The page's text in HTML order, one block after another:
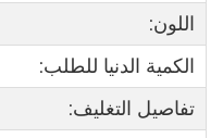
اللون:
الكمية الدنيا للطلب:
تفاصيل التغليف: